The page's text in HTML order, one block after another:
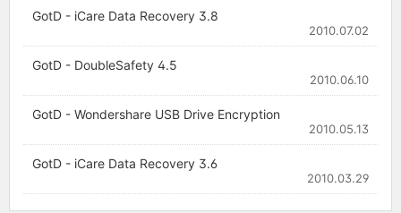
GotD - iCare Data Recovery 3.8
2010.07.02
GotD - DoubleSafety 4.5
2010.06.10
GotD - Wondershare USB Drive Encryption
2010.05.13
GotD - iCare Data Recovery 3.6
2010.03.29